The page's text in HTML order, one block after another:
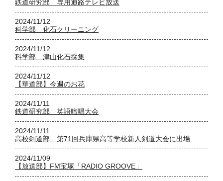
鉄道研究部 専用通路テレビ放送
2024/11/12
科学部 化石クリーニング
2024/11/12
科学部 津山化石採集
2024/11/12
【華道部】今週のお花
2024/11/11
鉄道研究部 英語暗唱大会
2024/11/11
高校剣道部 第71回兵庫県高等学校新人剣道大会に出場
2024/11/09
【放送部】FM宝塚「RADIO GROOVE」